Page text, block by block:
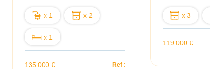
x 1 x 2
x 1
135 000 €
Ref :
x 3
119 000 €